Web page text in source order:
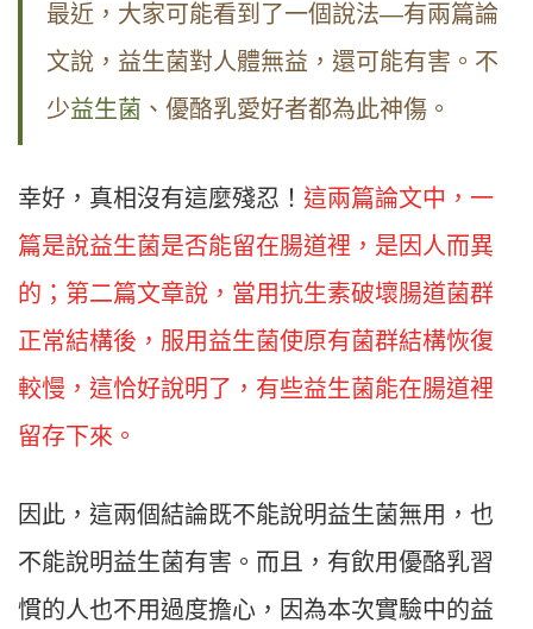
最近，大家可能看到了一個說法—有兩篇論
文說，益生菌對人體無益，還可能有害。不
少益生菌 、優酪乳愛好者都為此神傷。
幸好，真相沒有這麼殘忍！ 這兩篇論文中，一
篇是說益生菌是否能留在腸道裡，是因人而異
的；第二篇文章說，當用抗生素破壞腸道菌群
正常結構後，服用益生菌使原有菌群結構恢復
較慢，這恰好說明了，有些益生菌能在腸道裡
留存下來。
因此，這兩個結論既不能說明益生菌無用，也
不能說明益生菌有害。而且，有飲用優酪乳習
慣的人也不用過度擔心，因為本次實驗中的益